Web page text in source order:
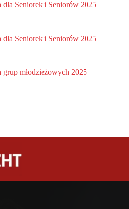
Seniorek i Seniorów 2025
Seniorek i Seniorów 2025
młodzieżowych 2025